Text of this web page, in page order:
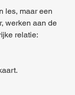
les, maar een
werken aan de
relatie: